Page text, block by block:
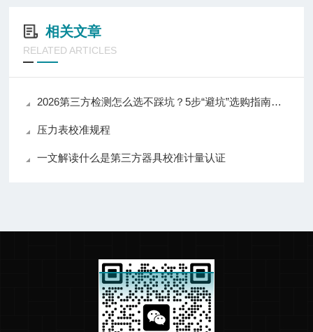
相关文章
RELATED ARTICLES
2026第三方检测怎么选不踩坑？5步“避坑”选购指南（含华盛检测实测）
压力表校准规程
一文解读什么是第三方器具校准计量认证